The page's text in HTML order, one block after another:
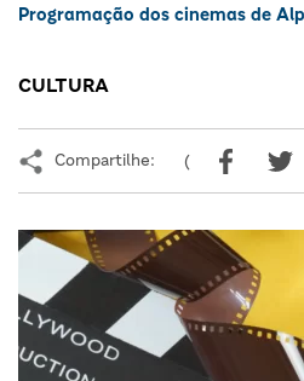
Programação dos cinemas de
CULTURA
Compartilhe: (